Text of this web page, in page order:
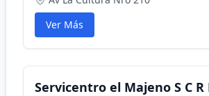
Ver Más
Servicentro el Majeno S C R